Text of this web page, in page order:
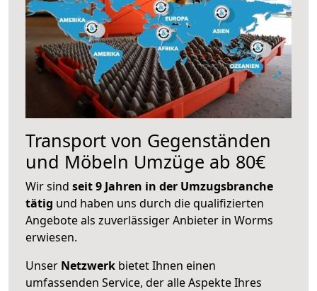
Transport von Gegenständen
und Möbeln Umzüge ab 80€
Wir sind seit 9 Jahren in der Umzugsbranche
tätig und haben uns durch die qualifizierten
Angebote als zuverlässiger Anbieter in Worms
erwiesen.
Unser Netzwerk bietet Ihnen einen
umfassenden Service, der alle Aspekte Ihres